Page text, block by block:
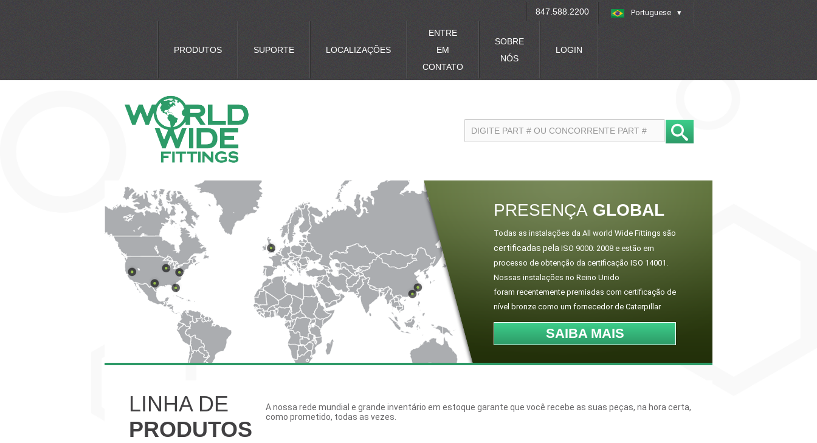
Portuguese
847.588.2200
PRODUTOS SUPORTE LOCALIZAÇÕES
ENTRE
EM
CONTATO
SOBRE
NÓS
LOGIN
PRESENÇA GLOBAL
Todas as instalações da All world Wide Fittings são
certificadas pela ISO 9000: 2008 e estão em
processo de obtenção da certificação ISO 14001.
Nossas instalações no Reino Unido
foram recentemente premiadas com certificação de
nível bronze como um fornecedor de Caterpillar
SAIBA MAIS
LINHA DE
PRODUTOS
A nossa rede mundial e grande inventário em estoque garante que você recebe as suas peças, na hora certa,
como prometido, todas as vezes.